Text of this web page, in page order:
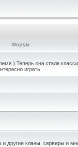
Форум
) Теперь она стала
играть
другие кланы, серверы и